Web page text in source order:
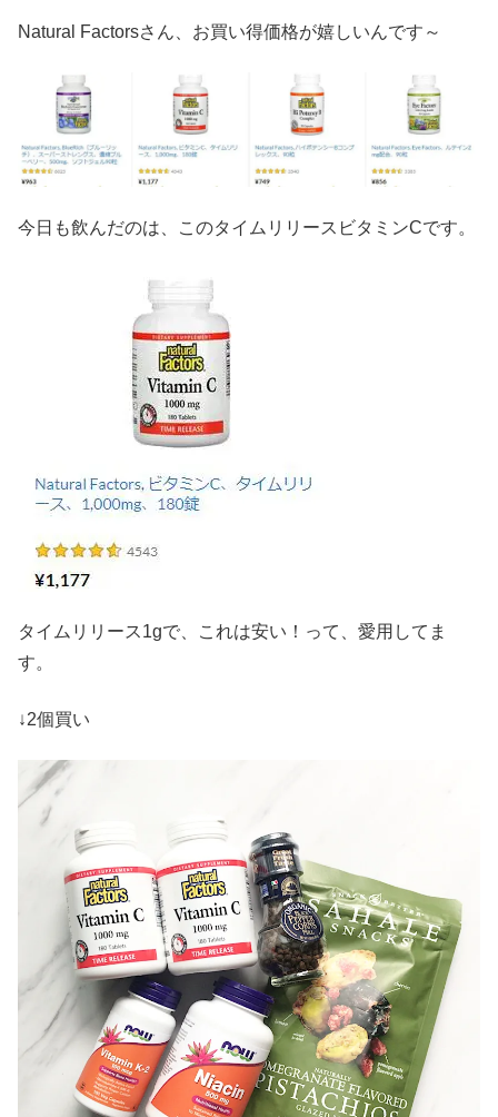
Natural Factorsさん、お買い得価格が嬉しいんです～
今日も飲んだのは、このタイムリリースビタミンCです。
タイムリリース1gで、これは安い！って、愛用してま
す。
↓2個買い